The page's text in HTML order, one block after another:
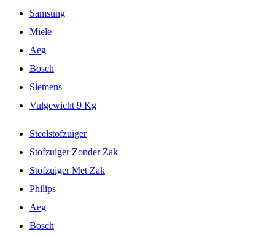
Samsung
Miele
Aeg
Bosch
Siemens
Vulgewicht 9 Kg
Steelstofzuiger
Stofzuiger Zonder Zak
Stofzuiger Met Zak
Philips
Aeg
Bosch